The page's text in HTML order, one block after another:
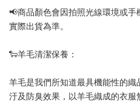
📢商品顏色會因拍照光線環境或
實際出貨為準。
🐑羊毛清潔保養：
羊毛是我們所知道最具機能性的
汙及防臭效果，以羊毛織成的衣